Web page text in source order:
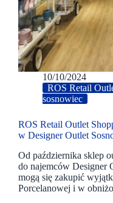
10/10/2024
ROS Retail
sosnowiec
ROS Retail Outlet
w Designer Outlet
Od października sklep
do najemców Designer
mogą się zakupić
Porcelanowej i w